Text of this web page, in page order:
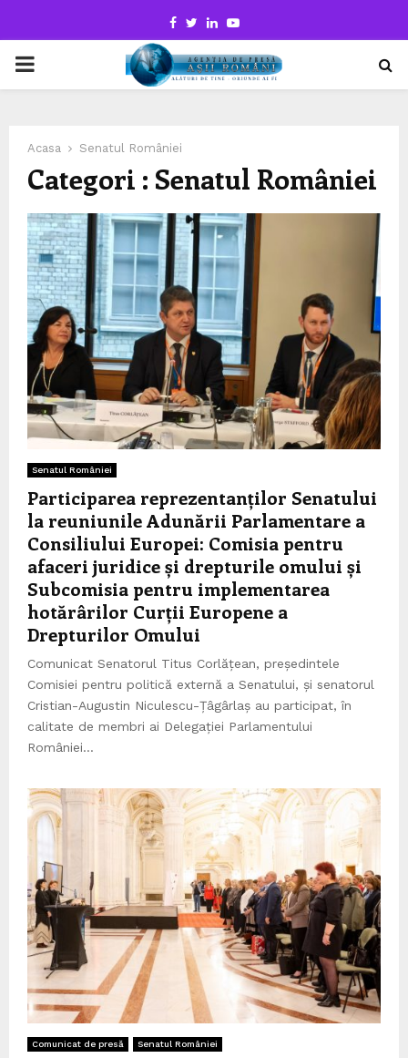
Facebook
TwitterLinkedinYoutube
PRIMARY
Acasa Senatul României
Categori : Senatul României
Senatul României
Participarea reprezentanților Senatului
la reuniunile Adunării Parlamentare a
Consiliului Europei: Comisia pentru
afaceri juridice și drepturile omului și
Subcomisia pentru implementarea
hotărârilor Curții Europene a
Drepturilor Omului
Comunicat Senatorul Titus Corlățean, președintele
Comisiei pentru politică externă a Senatului, și senatorul
Cristian-Augustin Niculescu-Țâgârlaș au participat, în
calitate de membri ai Delegației Parlamentului
României...
Comunicat de presă Senatul României